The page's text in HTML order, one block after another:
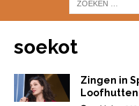
soekot
Zingen in